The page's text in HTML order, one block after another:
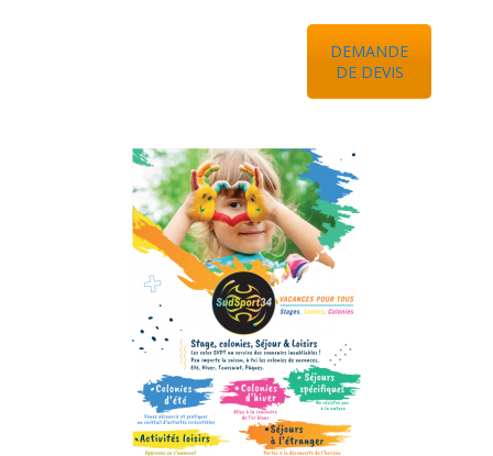
DEMANDE
DE DEVIS